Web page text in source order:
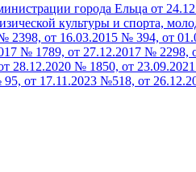
города Ельца от
культуры и спорта,
2398, от 16.03.2015 № 394, от
№ 1789, от 27.12.2017 № 2298,
28.12.2020 № 1850, от
от 17.11.2023 №518, от